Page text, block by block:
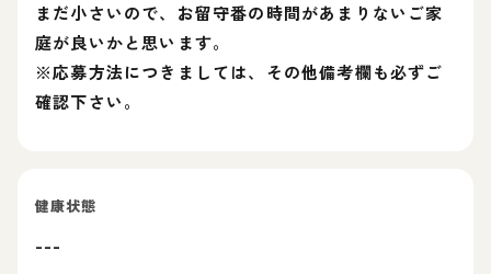
まだ小さいので、お留守番の時間があまりないご家
庭が良いかと思います。
※応募方法につきましては、その他備考欄も必ずご
確認下さい。
健康状態
---